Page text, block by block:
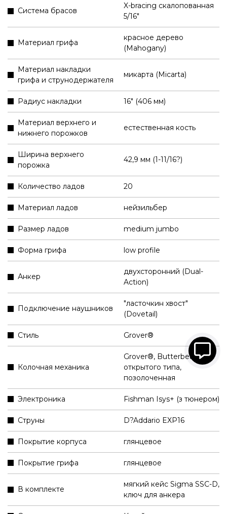
Система брасов
X-bracing скалопованная
5/16"
Материал грифа
красное дерево
(Mahogany)
Материал накладки
грифа и струнодержателя
микарта (Micarta)
Радиус накладки 16" (406 мм)
Материал верхнего и
нижнего порожков
естественная кость
Ширина верхнего
порожка
42,9 мм (1-11/16?)
Количество ладов 20
Материал ладов нейзильбер
Размер ладов medium jumbo
Форма грифа low profile
Анкер
двухсторонний (Dual-
Action)
Подключение наушников
"ласточкин хвост"
(Dovetail)
Стиль Grover®
Колочная механика
Grover®, Butterbean,
открытого типа,
позолоченная
Электроника Fishman Isys+ (з тюнером)
Струны D?Addario EXP16
Покрытие корпуса глянцевое
Покрытие грифа глянцевое
В комплекте
мягкий кейс Sigma SSC-D,
ключ для анкера